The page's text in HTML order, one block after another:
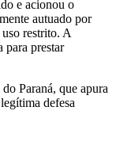
e acionou o
autuado por
restrito. A
para prestar
Paraná, que apura
defesa